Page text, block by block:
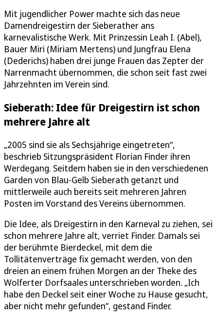
Mit jugendlicher Power machte sich das neue
Damendreigestirn der Sieberather ans
karnevalistische Werk. Mit Prinzessin Leah I. (Abel),
Bauer Miri (Miriam Mertens) und Jungfrau Elena
(Dederichs) haben drei junge Frauen das Zepter der
Narrenmacht übernommen, die schon seit fast zwei
Jahrzehnten im Verein sind.
Sieberath: Idee für Dreigestirn ist schon
mehrere Jahre alt
„2005 sind sie als Sechsjährige eingetreten“,
beschrieb Sitzungspräsident Florian Finder ihren
Werdegang. Seitdem haben sie in den verschiedenen
Garden von Blau-Gelb Sieberath getanzt und
mittlerweile auch bereits seit mehreren Jahren
Posten im Vorstand des Vereins übernommen.
Die Idee, als Dreigestirn in den Karneval zu ziehen, sei
schon mehrere Jahre alt, verriet Finder. Damals sei
der berühmte Bierdeckel, mit dem die
Tollitätenverträge fix gemacht werden, von den
dreien an einem frühen Morgen an der Theke des
Wolferter Dorfsaales unterschrieben worden. „Ich
habe den Deckel seit einer Woche zu Hause gesucht,
aber nicht mehr gefunden“, gestand Finder.